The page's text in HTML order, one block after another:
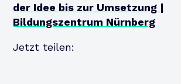
der Idee bis zur Umsetzung |
Bildungszentrum Nürnberg
Jetzt teilen: